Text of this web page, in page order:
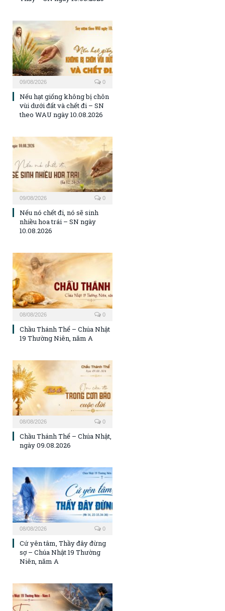
09/08/2026 0
Nếu hạt giống không bị chôn
vùi dưới đất và chết đi – SN
theo WAU ngày 10.08.2026
09/08/2026 0
Nếu nó chết đi, nó sẽ sinh
nhiều hoa trái – SN ngày
10.08.2026
08/08/2026 0
Chầu Thánh Thể – Chúa Nhật
19 Thường Niên, năm A
08/08/2026 0
Chầu Thánh Thể – Chúa Nhật,
ngày 09.08.2026
08/08/2026 0
Cứ yên tâm, Thầy đây đừng
sợ – Chúa Nhật 19 Thường
Niên, năm A